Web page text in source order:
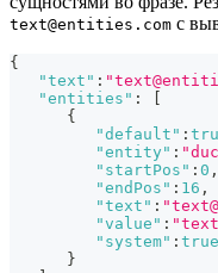
text@entities.com с
{
"text" :
"entities" :
[
{
"default" :
"entity" :
"startPos" : 0 ,
"endPos" : 16 ,
"text" :
"value" :
"system" : true
}